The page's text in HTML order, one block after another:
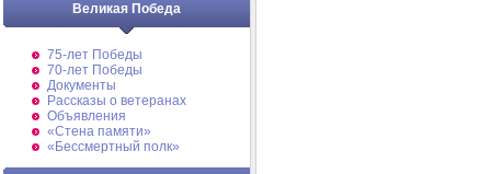
Великая Победа
75-лет Победы
70-лет Победы
Документы
Рассказы о ветеранах
Объявления
«Стена памяти»
«Бессмертный полк»